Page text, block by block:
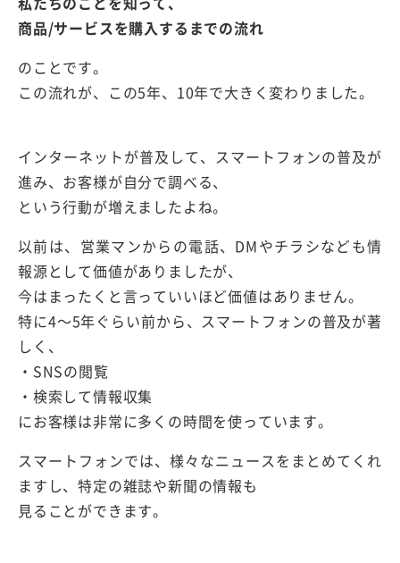
商品/サービスを購入するまでの流れ
のことです。
この流れが、この5年、10年で大きく変わりました。
インターネットが普及して、スマートフォンの普及が
進み、お客様が自分で調べる、
という行動が増えましたよね。
以前は、営業マンからの電話、DMやチラシなども情
報源として価値がありましたが、
今はまったくと言っていいほど価値はありません。
特に4～5年ぐらい前から、スマートフォンの普及が著
しく、
・SNSの閲覧
・検索して情報収集
にお客様は非常に多くの時間を使っています。
スマートフォンでは、様々なニュースをまとめてくれ
ますし、特定の雑誌や新聞の情報も
見ることができます。